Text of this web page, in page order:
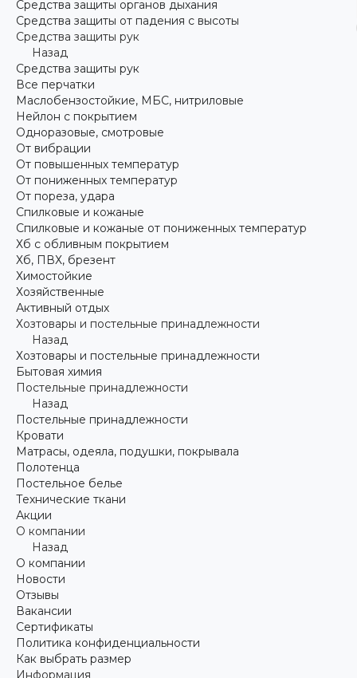
Средства защиты органов дыхания
Средства защиты от падения с высоты
Средства защиты рук
Назад
Средства защиты рук
Все перчатки
Маслобензостойкие, МБС, нитриловые
Нейлон с покрытием
Одноразовые, смотровые
От вибрации
От повышенных температур
От пониженных температур
От пореза, удара
Спилковые и кожаные
Спилковые и кожаные от пониженных температур
Хб с обливным покрытием
Хб, ПВХ, брезент
Химостойкие
Хозяйственные
Активный отдых
Хозтовары и постельные принадлежности
Назад
Хозтовары и постельные принадлежности
Бытовая химия
Постельные принадлежности
Назад
Постельные принадлежности
Кровати
Матрасы, одеяла, подушки, покрывала
Полотенца
Постельное белье
Технические ткани
Акции
О компании
Назад
О компании
Новости
Отзывы
Вакансии
Сертификаты
Политика конфиденциальности
Как выбрать размер
Информация